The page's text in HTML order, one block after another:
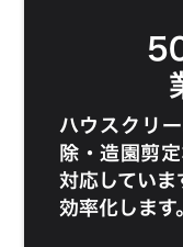
ハウスクリ
除 ・造園剪定
対応してい
効率化します。